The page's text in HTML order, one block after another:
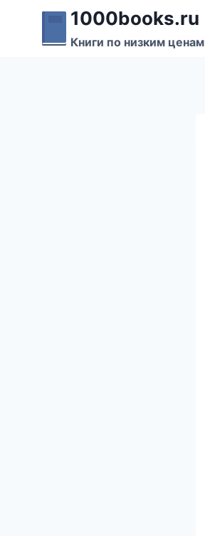
Перейти
содержимому
1000books.ru
Книги по низким ценам